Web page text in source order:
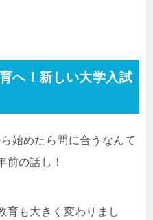
へ！新しい大学入試
始めたら間に合うなんて
前の話し！
育も大きく変わりまし